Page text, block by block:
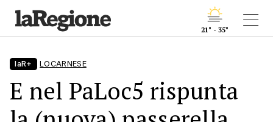
21° - 35°
laR+ LOCARNESE
E nel PaLoc5 rispunta